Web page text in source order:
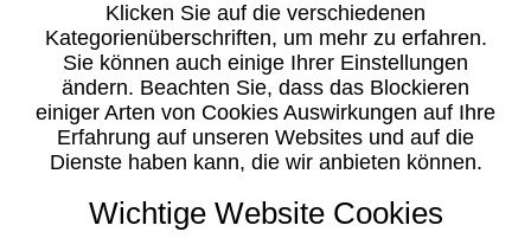
Klicken Sie auf die verschiedenen
Kategorienüberschriften, um mehr zu erfahren.
Sie können auch einige Ihrer Einstellungen
ändern. Beachten Sie, dass das Blockieren
einiger Arten von Cookies Auswirkungen auf Ihre
Erfahrung auf unseren Websites und auf die
Dienste haben kann, die wir anbieten können.
Wichtige Website Cookies